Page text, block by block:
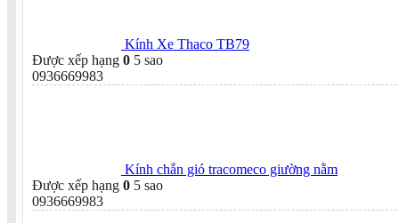
Kính Xe Thaco TB79
Được xếp hạng 0 5 sao
0936669983
Kính chắn gió tracomeco giường nằm
Được xếp hạng 0 5 sao
0936669983